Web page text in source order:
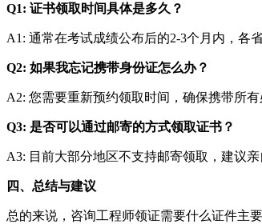
Q1: 证书领取时间具体是多久？
A1: 通常在考试成绩公布后的2-3个月内，各
Q2: 如果我忘记携带身份证怎么办？
A2: 您需要重新预约领取时间，确保携带所有
Q3: 是否可以通过邮寄的方式领取证书？
A3: 目前大部分地区不支持邮寄领取，建议亲
四、总结与建议
总的来说，咨询工程师领证需要什么证件主